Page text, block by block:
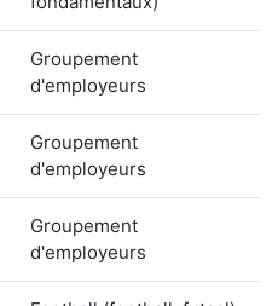
Groupement
d'employeurs
Groupement
d'employeurs
Groupement
d'employeurs